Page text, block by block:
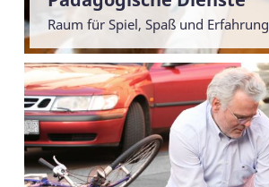
Raum für Spiel, Spaß und Erfahrung